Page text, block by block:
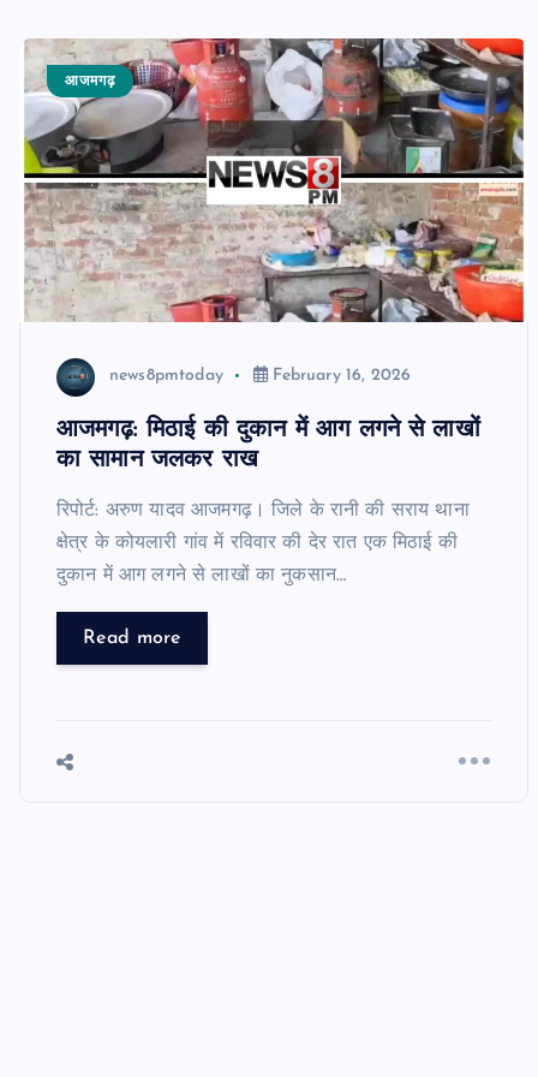
आजमगढ़
news8pmtoday February 16, 2026
आजमगढ़: मिठाई की दुकान में आग लगने से लाखों
का सामान जलकर राख
रिपोर्ट: अरुण यादव आजमगढ़। जिले के रानी की सराय थाना
क्षेत्र के कोयलारी गांव में रविवार की देर रात एक मिठाई की
दुकान में आग लगने से लाखों का नुकसान…
Read more